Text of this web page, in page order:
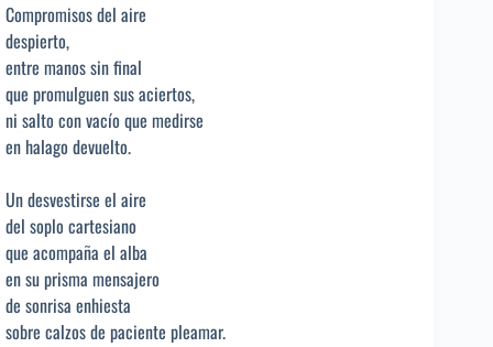
Compromisos del aire
despierto,
entre manos sin final
que promulguen sus aciertos,
ni salto con vacío que medirse
en halago devuelto.
Un desvestirse el aire
del soplo cartesiano
que acompaña el alba
en su prisma mensajero
de sonrisa enhiesta
sobre calzos de paciente pleamar.